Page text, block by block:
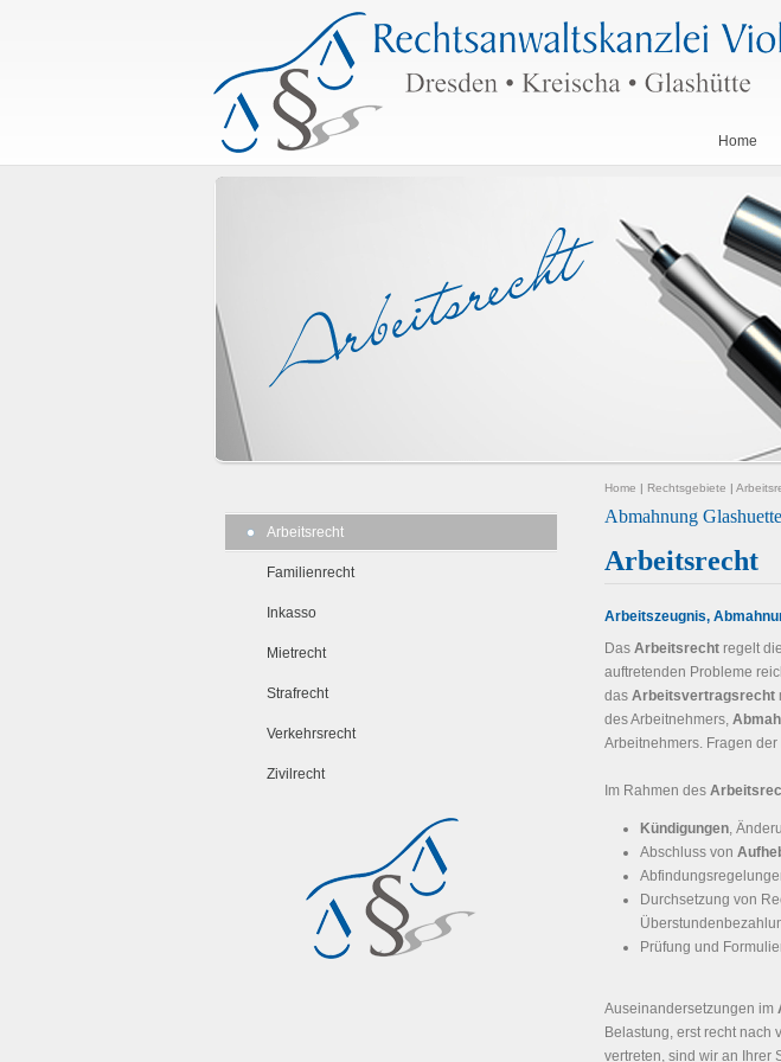
Home
Arbeitsrecht
Familienrecht
Inkasso
Mietrecht
Strafrecht
Verkehrsrecht
Zivilrecht
Home | Rechtsgebiete |
Abmahnung Glashuette
Arbeitsrecht
Arbeitszeugnis,
Das Arbeitsrecht regelt
auftretenden Probleme
das Arbeitsvertragsrecht
des Arbeitnehmers,
Arbeitnehmers. Fragen
Im Rahmen des
Kündigungen,
Abschluss von
Durchsetzung von
Prüfung und
Auseinandersetzungen im
Belastung, erst recht nach
vertreten, sind wir an Ihrer